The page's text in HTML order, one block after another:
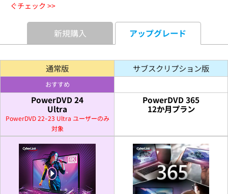
ぐチェック >>
新規購入 アップグレード
通常版 サブスクリプション版
おすすめ
PowerDVD 24
Ultra
PowerDVD 22-23 Ultra ユーザーのみ
対象
PowerDVD 365
12か月プラン